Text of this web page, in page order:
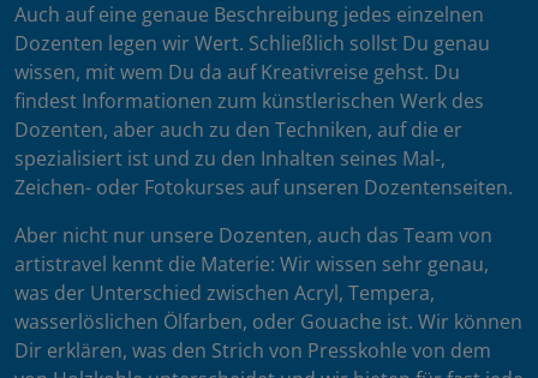
Auch auf eine genaue Beschreibung jedes einzelnen
Dozenten legen wir Wert. Schließlich sollst Du genau
wissen, mit wem Du da auf Kreativreise gehst. Du
findest Informationen zum künstlerischen Werk des
Dozenten, aber auch zu den Techniken, auf die er
spezialisiert ist und zu den Inhalten seines Mal-,
Zeichen- oder Fotokurses auf unseren Dozentenseiten.
Aber nicht nur unsere Dozenten, auch das Team von
artistravel kennt die Materie: Wir wissen sehr genau,
was der Unterschied zwischen Acryl, Tempera,
wasserlöslichen Ölfarben, oder Gouache ist. Wir können
Dir erklären, was den Strich von Presskohle von dem